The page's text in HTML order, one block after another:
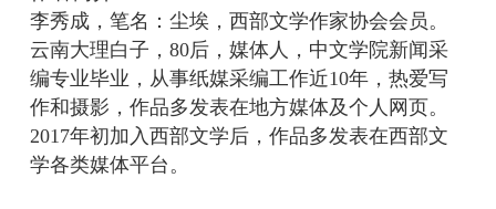
李秀成，笔名：尘埃，西部文学作家协会会员。
云南大理白子，80后，媒体人，中文学院新闻采
编专业毕业，从事纸媒采编工作近10年，热爱写
作和摄影，作品多发表在地方媒体及个人网页。
2017年初加入西部文学后，作品多发表在西部文
学各类媒体平台。